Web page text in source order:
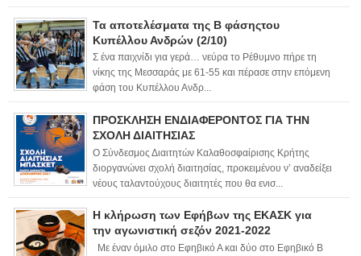
Τα αποτελέσματα της Β φάσηςτου
Κυπέλλου Ανδρών (2/10)
Σ ένα παιχνίδι για γερά… νεύρα το Ρέθυμνο πήρε τη
νίκης της Μεσσαράς με 61-55 και πέρασε στην επόμενη
φάση του Κυπέλλου Ανδρ...
ΠΡΟΣΚΛΗΣΗ ΕΝΔΙΑΦΕΡΟΝΤΟΣ ΓΙΑ ΤΗΝ
ΣΧΟΛΗ ΔΙΑΙΤΗΣΙΑΣ
Ο Σύνδεσμος Διαιτητών Καλαθοσφαίρισης Κρήτης
διοργανώνει σχολή διαιτησίας, προκειμένου ν’ αναδείξει
νέους ταλαντούχους διαιτητές που θα ενισ...
Η κλήρωση των Εφήβων της ΕΚΑΣΚ για
την αγωνιστική σεζόν 2021-2022
Με έναν όμιλο στο Εφηβικό Α και δύο στο Εφηβικό Β